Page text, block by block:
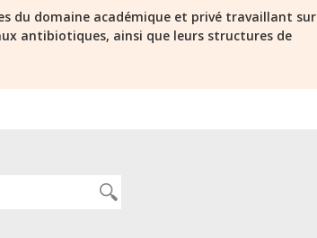
du domaine académique et privé travaillant sur
antibiotiques, ainsi que leurs structures de